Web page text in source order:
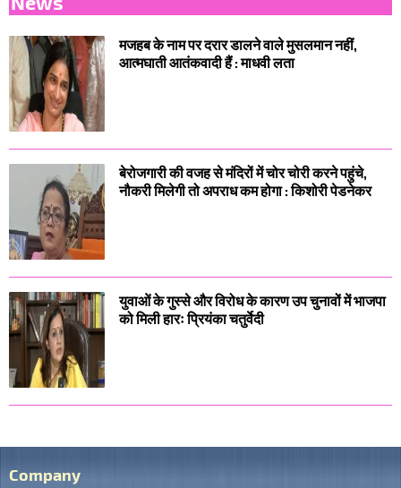
मजहब के नाम पर दरार डालने वाले मुसलमान नहीं,
आत्मघाती आतंकवादी हैं : माधवी लता
बेरोजगारी की वजह से मंदिरों में चोर चोरी करने पहुंचे,
नौकरी मिलेगी तो अपराध कम होगा : किशोरी पेडनेकर
युवाओं के गुस्से और विरोध के कारण उप चुनावों में भाजपा
को मिली हारः प्रियंका चतुर्वेदी
Company